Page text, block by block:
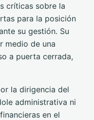
críticas sobre la
para la posición
su gestión. Su
medio de una
a puerta cerrada,
la dirigencia del
administrativa ni
en el